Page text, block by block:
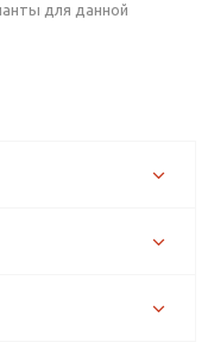
для данной